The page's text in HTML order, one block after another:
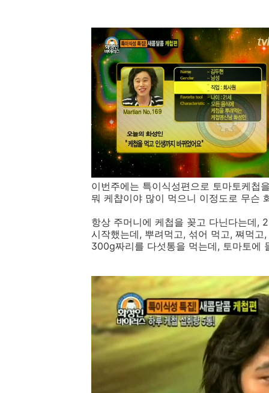
이번주에는 특이식성편으로 토마토케첩
뭐 케챱이야 많이 먹으니 이정도로 무슨
항상 주머니에 케첩을 꽂고 다닌다는데,
시작했는데, 뿌려먹고, 섞어 먹고, 쪄먹
300g짜리를 다섯통을 먹는데, 토마토에